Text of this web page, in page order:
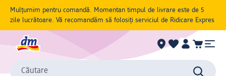
Mulțumim pentru comandă. Momentan timpul de livrare este de 5
zile lucrătoare. Vă recomandăm să folosiți serviciul de Ridicare Expres
Căutare